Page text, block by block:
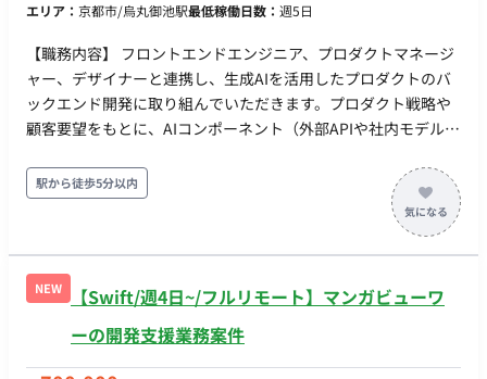
エリア： 京都市/烏丸御池駅最低稼働日数： 週5日
【職務内容】 フロントエンドエンジニア、プロダクトマネージ
ャー、デザイナーと連携し、生成AIを活用したプロダクトのバ
ックエンド開発に取り組んでいただきます。プロダクト戦略や
顧客要望をもとに、AIコンポーネント（外部APIや社内モデル）
件定義、API設計、データベース設計、およびバックエンド実装
を行います。 既にAIモデルの構築や検証を専任で行うエンジニ
アは在籍しているため、彼らと連携しながら「処理時間の長い
AIのレスポンスをどう非同期で処理するか」「エラー時のフォ
ールバックをどうするか」といった、AI特有のバックエンド課
題を解決していただきます。 デイリースタンドアップなどのミ
ーティングはチーム合同で実施しており、プロダクトやシステ
駅から徒歩5分以内
NEW
【Swift/週4日~/フルリモート】マンガビューワ
ーの開発支援業務案件